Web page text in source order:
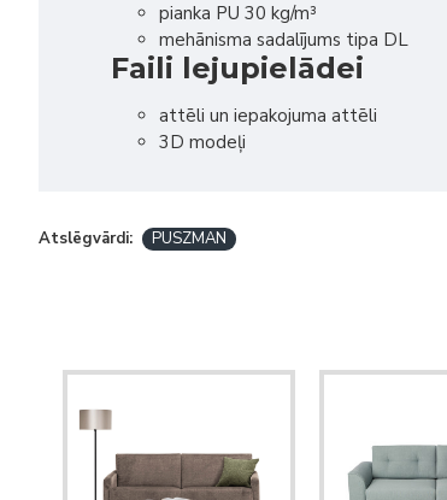
pianka PU 30 kg/m³
mehānisma sadalījums tipa DL
Faili lejupielādei
attēli un iepakojuma attēli
3D modeļi
Atslēgvārdi: PUSZMAN